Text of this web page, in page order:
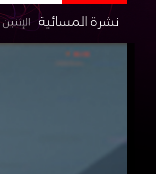
الإثنين 11 ماي 2026 نشرة المسائية